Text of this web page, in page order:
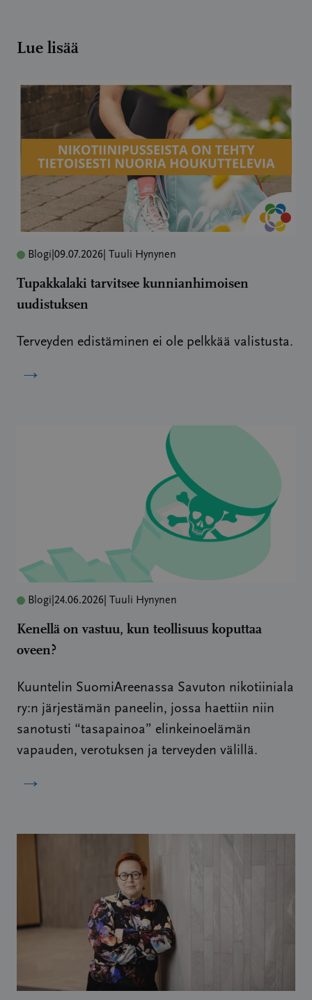
Lue lisää
Blogi 09.07.2026 | Tuuli Hynynen
Tupakkalaki tarvitsee kunnianhimoisen
uudistuksen
Terveyden edistäminen ei ole pelkkää valistusta.
→
Blogi 24.06.2026 | Tuuli Hynynen
Kenellä on vastuu, kun teollisuus koputtaa
oveen?
Kuuntelin SuomiAreenassa Savuton nikotiiniala
ry:n järjestämän paneelin, jossa haettiin niin
sanotusti “tasapainoa” elinkeinoelämän
vapauden, verotuksen ja terveyden välillä.
→